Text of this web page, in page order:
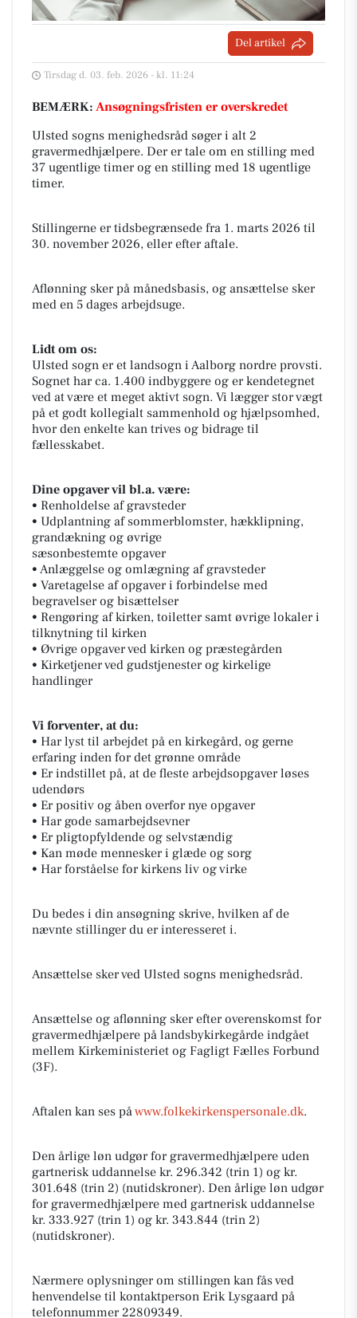
Del artikel
Tirsdag d. 03. feb. 2026 - kl. 11:24
BEMÆRK: Ansøgningsfristen er overskredet
Ulsted sogns menighedsråd søger i alt 2
gravermedhjælpere. Der er tale om en stilling med
37 ugentlige timer og en stilling med 18 ugentlige
timer.
Stillingerne er tidsbegrænsede fra 1. marts 2026 til
30. november 2026, eller efter aftale.
Aflønning sker på månedsbasis, og ansættelse sker
med en 5 dages arbejdsuge.
Lidt om os:
Ulsted sogn er et landsogn i Aalborg nordre provsti.
Sognet har ca. 1.400 indbyggere og er kendetegnet
ved at være et meget aktivt sogn. Vi lægger stor vægt
på et godt kollegialt sammenhold og hjælpsomhed,
hvor den enkelte kan trives og bidrage til
fællesskabet.
Dine opgaver vil bl.a. være:
• Renholdelse af gravsteder
• Udplantning af sommerblomster, hækklipning,
grandækning og øvrige
sæsonbestemte opgaver
• Anlæggelse og omlægning af gravsteder
• Varetagelse af opgaver i forbindelse med
begravelser og bisættelser
• Rengøring af kirken, toiletter samt øvrige lokaler i
tilknytning til kirken
• Øvrige opgaver ved kirken og præstegården
• Kirketjener ved gudstjenester og kirkelige
handlinger
Vi forventer, at du:
• Har lyst til arbejdet på en kirkegård, og gerne
erfaring inden for det grønne område
• Er indstillet på, at de fleste arbejdsopgaver løses
udendørs
• Er positiv og åben overfor nye opgaver
• Har gode samarbejdsevner
• Er pligtopfyldende og selvstændig
• Kan møde mennesker i glæde og sorg
• Har forståelse for kirkens liv og virke
Du bedes i din ansøgning skrive, hvilken af de
nævnte stillinger du er interesseret i.
Ansættelse sker ved Ulsted sogns menighedsråd.
Ansættelse og aflønning sker efter overenskomst for
gravermedhjælpere på landsbykirkegårde indgået
mellem Kirkeministeriet og Fagligt Fælles Forbund
(3F).
Aftalen kan ses påwww.folkekirkenspersonale.dk.
Den årlige løn udgør for gravermedhjælpere uden
gartnerisk uddannelse kr. 296.342 (trin 1) og kr.
301.648 (trin 2) (nutidskroner). Den årlige løn udgør
for gravermedhjælpere med gartnerisk uddannelse
kr. 333.927 (trin 1) og kr. 343.844 (trin 2)
(nutidskroner).
Nærmere oplysninger om stillingen kan fås ved
henvendelse til kontaktperson Erik Lysgaard på
telefonnummer 22809349.